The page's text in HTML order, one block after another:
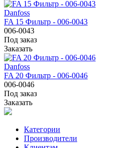
Danfoss
FA 15 Фильтр - 006-0043
006-0043
Под заказ
Заказать
Danfoss
FA 20 Фильтр - 006-0046
006-0046
Под заказ
Заказать
Категории
Производители